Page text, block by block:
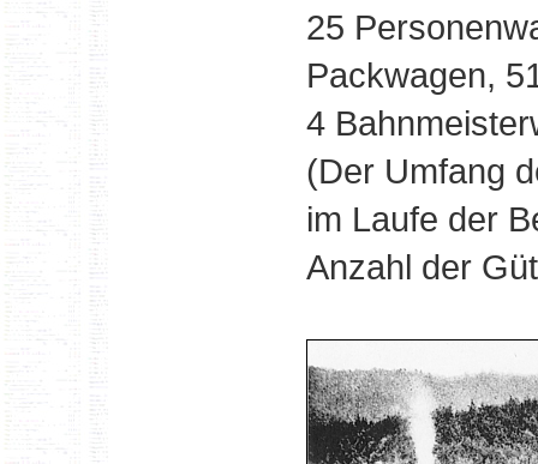
25
Packwagen,
4
(Der Umfang
im Laufe der
Anzahl der